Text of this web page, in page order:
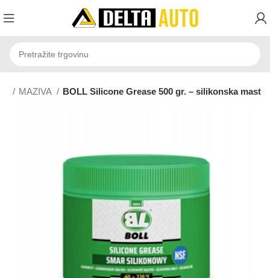
MAZIVA BOLL Silicone Grease 500 gr. – silikonska mast